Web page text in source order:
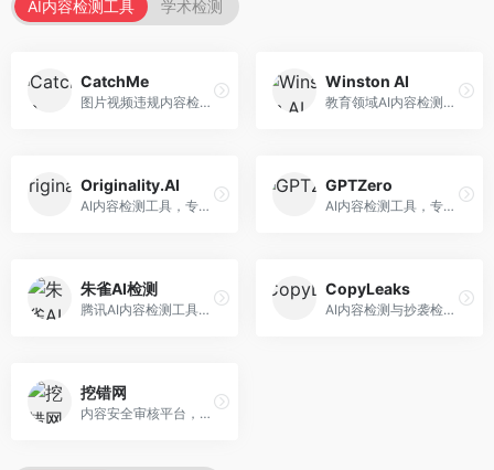
AI内容检测工具 学术检测
CatchMe
图片视频违规内容检测平台，专注于视觉内容安全。面向内容平台，提供图片审核、视频审核、直播监控等服务，视觉检测专业。
Winston AI
教育领域AI内容检测平台，专注于学术诚信。面向教育机构，提供AI内容检测、抄袭检测、报告生成等服务，教育适配性强。
Originality.AI
AI内容检测工具，专注于内容原创性验证。面向内容创作者和出版商，提供AI检测、抄袭检测、批量分析等服务，检测精度高。
GPTZero
AI内容检测工具，专注于AI生成文本识别。面向教育工作者和出版商，提供文本检测、批量分析、API接口等服务，检测准确率高。
朱雀AI检测
腾讯AI内容检测工具，专注于中文内容识别。面向中文用户，提供AI内容检测、文本分析、报告生成等服务，中文检测专业。
CopyLeaks
AI内容检测与抄袭检测平台，专注于内容原创性验证。面向教育机构和出版商，提供AI检测、抄袭检测、多语言支持等服务，检测全面。
挖错网
内容安全审核平台，专注于违规内容检测。面向企业和平台，提供内容审核、敏感词检测、风险预警等服务，安全审核专业。